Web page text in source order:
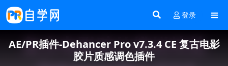
登录
AE/PR插件-Dehancer Pro v7.3.4 CE 复古电影
胶片质感调色插件